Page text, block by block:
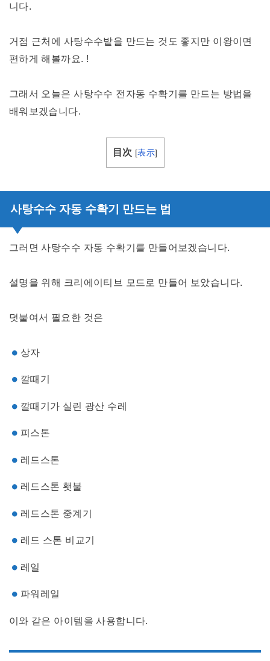
니다.
거점 근처에 사탕수수밭을 만드는 것도 좋지만 이왕이면
편하게 해볼까요. !
그래서 오늘은 사탕수수 전자동 수확기를 만드는 방법을
배워보겠습니다.
目次 [表示]
사탕수수 자동 수확기 만드는 법
그러면 사탕수수 자동 수확기를 만들어보겠습니다.
설명을 위해 크리에이티브 모드로 만들어 보았습니다.
덧붙여서 필요한 것은
상자
깔때기
깔때기가 실린 광산 수레
피스톤
레드스톤
레드스톤 횃불
레드스톤 중계기
레드 스톤 비교기
레일
파워레일
이와 같은 아이템을 사용합니다.